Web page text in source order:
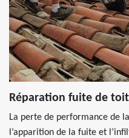
Réparation fuite de
La perte de performance de
l’apparition de la fuite et